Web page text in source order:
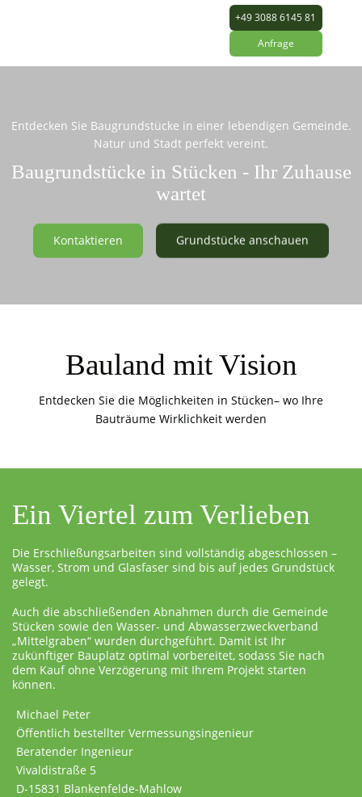
+49 3088 6145 81
Anfrage
Entdecken Sie Baugrundstücke in einer lebendigen Gemeinde.
Natur und Stadt perfekt vereint.
Baugrundstücke in Stücken - Ihr Zuhause
wartet
Kontaktieren Grundstücke anschauen
Bauland mit Vision
Entdecken Sie die Möglichkeiten in Stücken– wo Ihre
Bauträume Wirklichkeit werden
Ein Viertel zum Verlieben
Die Erschließungsarbeiten sind vollständig abgeschlossen –
Wasser, Strom und Glasfaser sind bis auf jedes Grundstück
gelegt.
Auch die abschließenden Abnahmen durch die Gemeinde
Stücken sowie den Wasser- und Abwasserzweckverband
„Mittelgraben“ wurden durchgeführt. Damit ist Ihr
zukünftiger Bauplatz optimal vorbereitet, sodass Sie nach
dem Kauf ohne Verzögerung mit Ihrem Projekt starten
können.
Michael Peter
Öffentlich bestellter Vermessungsingenieur
Beratender Ingenieur
Vivaldistraße 5
D-15831 Blankenfelde-Mahlow